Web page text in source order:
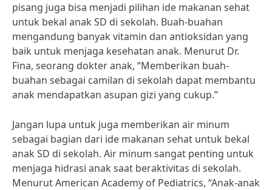
pisang juga bisa menjadi pilihan ide makanan sehat
untuk bekal anak SD di sekolah. Buah-buahan
mengandung banyak vitamin dan antioksidan yang
baik untuk menjaga kesehatan anak. Menurut Dr.
Fina, seorang dokter anak, “Memberikan buah-
buahan sebagai camilan di sekolah dapat membantu
anak mendapatkan asupan gizi yang cukup.”
Jangan lupa untuk juga memberikan air minum
sebagai bagian dari ide makanan sehat untuk bekal
anak SD di sekolah. Air minum sangat penting untuk
menjaga hidrasi anak saat beraktivitas di sekolah.
Menurut American Academy of Pediatrics, “Anak-anak